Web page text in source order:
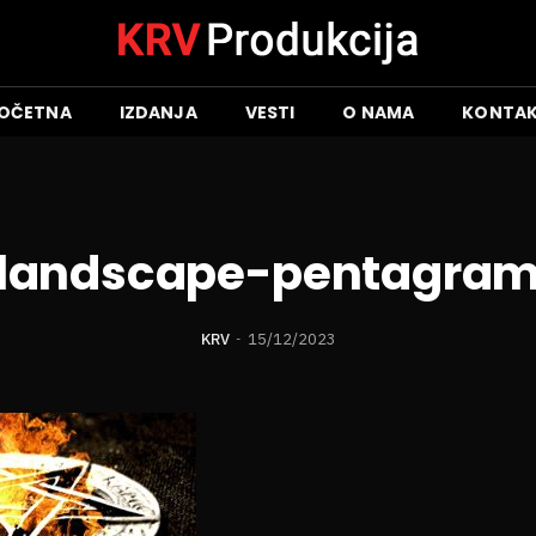
IZDANJA VESTI O NAMA
KRV 15/12/2023